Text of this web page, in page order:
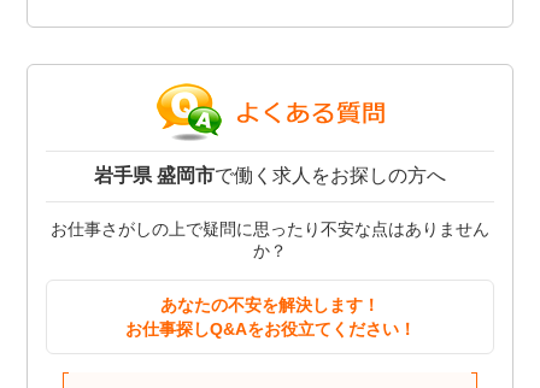
岩手県 盛岡市で働く求人をお探しの方へ
お仕事さがしの上で疑問に思ったり不安な点はありません
か？
あなたの不安を解決します！
お仕事探しQ&Aをお役立てください！